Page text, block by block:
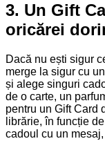
3. Un Gift
oricărei
Dacă nu ești sigur
merge la sigur cu
și alege singuri
de o carte, un
pentru un Gift Card
librărie, în funcție
cadoul cu un